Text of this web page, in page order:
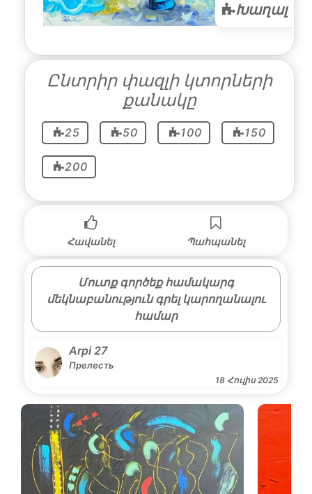
Խաղալ
Ընտրիր փազլի կտորների
քանակը
25 50 100 150
200
Հավանել Պահպանել
Մուտք գործեք համակարգ
մեկնաբանություն գրել կարողանալու
համար
Arpi 27
Прелесть
18 Հուլիս 2025